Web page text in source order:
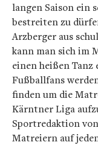
langen Saison ein
bestreiten zu
Arzberger aus
kann man sich im
einen heißen
Fußballfans
finden um die
Kärntner Liga
Sportredaktion
Matreiern auf